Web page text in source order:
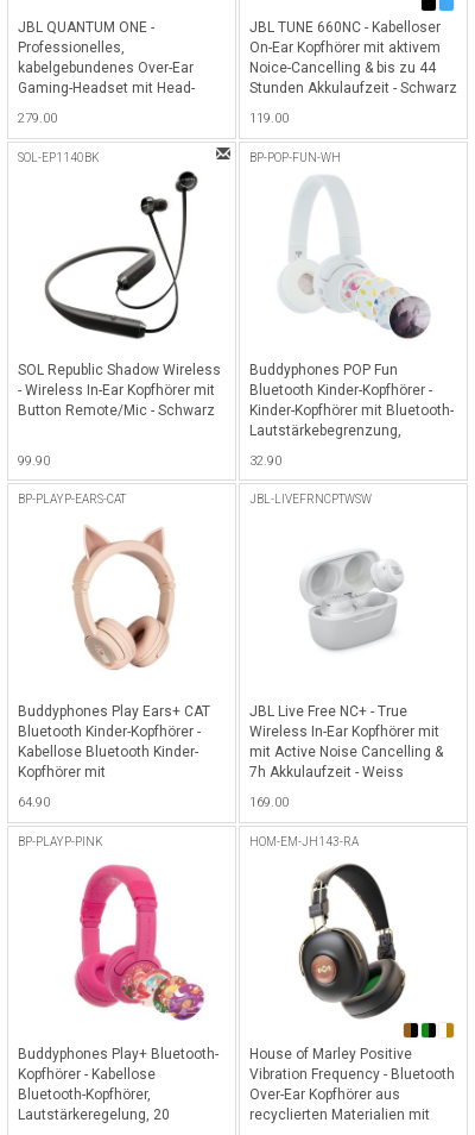
JBL QUANTUM ONE -
Professionelles,
kabelgebundenes Over-Ear
Gaming-Headset mit Head-
Schwarz
279.00
JBL TUNE 660NC - Kabelloser
On-Ear Kopfhörer mit aktivem
Noice-Cancelling & bis zu 44
Stunden Akkulaufzeit - Schwarz
119.00
SOL-EP1140BK
SOL Republic Shadow Wireless
- Wireless In-Ear Kopfhörer mit
Button Remote/Mic - Schwarz
99.90
BP-POP-FUN-WH
Buddyphones POP Fun
Bluetooth Kinder-Kopfhörer -
Kinder-Kopfhörer mit Bluetooth-
Lautstärkebegrenzung,
24 Stunden Akkulaufzeit,
kabellose faltbare On-Ear-
32.90
BP-PLAYP-EARS-CAT
Buddyphones Play Ears+ CAT
Bluetooth Kinder-Kopfhörer -
Kabellose Bluetooth Kinder-
Kopfhörer mit
Sprachverbesserung,
64.90
JBL-LIVEFRNCPTWSW
JBL Live Free NC+ - True
Wireless In-Ear Kopfhörer mit
mit Active Noise Cancelling &
7h Akkulaufzeit - Weiss
169.00
BP-PLAYP-PINK
Buddyphones Play+ Bluetooth-
Kopfhörer - Kabellose
Bluetooth-Kopfhörer,
Lautstärkeregelung, 20
HOM-EM-JH143-RA
House of Marley Positive
Vibration Frequency - Bluetooth
Over-Ear Kopfhörer aus
recyclierten Materialien mit